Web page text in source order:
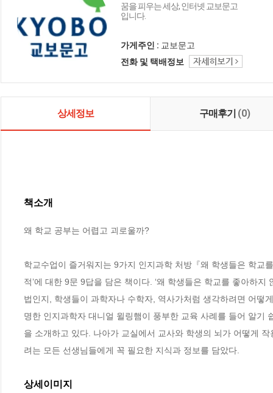
꿈을 피우는 세상, 인터넷 교보문고
입니다.
가게주인 : 교보문고
전화 및 택배정보
상세정보 구매후기 (0)
책소개
왜 학교 공부는 어렵고 괴로울까?
학교수업이 즐거워지는 9가지 인지과학 처방『왜 학생들은 학교
적’에 대한 9문 9답을 담은 책이다. ‘왜 학생들은 학교를 좋아하
법인지, 학생들이 과학자나 수학자, 역사가처럼 생각하려면 어떻
명한 인지과학자 대니얼 윌링햄이 풍부한 교육 사례를 들어 알기
을 소개하고 있다. 나아가 교실에서 교사와 학생의 뇌가 어떻게
려는 모든 선생님들에게 꼭 필요한 지식과 정보를 담았다.
상세이미지